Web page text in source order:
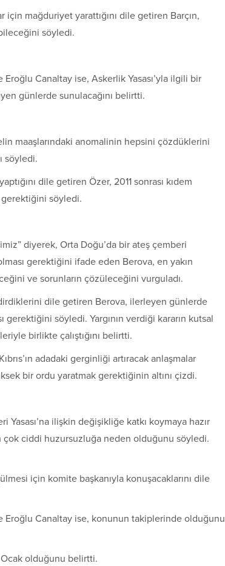
mağduriyet yarattığını dile getiren Barçın,
söyledi.
Canaltay ise, Askerlik Yasası’yla ilgili bir
günlerde sunulacağını belirtti.
maaşlarındaki anomalinin hepsini çözdüklerini
söyledi.
dile getiren Özer, 2011 sonrası kıdem
gerektiğini söyledi.
diyerek, Orta Doğu’da bir ateş çemberi
gerektiğini ifade eden Berova, en yakın
ve sorunların çözüleceğini vurguladı.
dile getiren Berova, ilerleyen günlerde
söyledi. Yargının verdiği kararın kutsal
birlikte çalıştığını belirtti.
adadaki gerginliği artıracak anlaşmalar
bir ordu yaratmak gerektiğinin altını çizdi.
ilişkin değişikliğe katkı koymaya hazır
çok ciddi huzursuzluğa neden olduğunu söyledi.
için komite başkanıyla konuşacaklarını dile
Eroğlu Canaltay ise, konunun takiplerinde olduğunu
olduğunu belirtti.